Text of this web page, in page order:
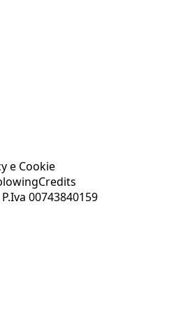
e Cookie
Credits
00743840159